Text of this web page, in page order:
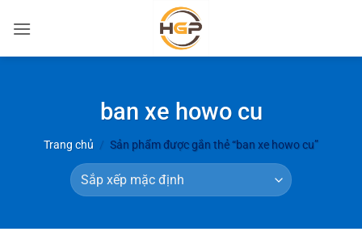
qua
ban xe howo cu
Trang chủ / Sản phẩm được gắn thẻ “ban xe howo cu”